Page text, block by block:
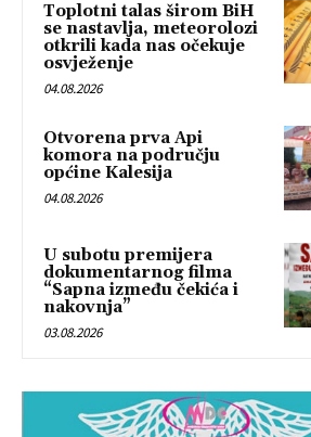
Toplotni talas širom BiH
se nastavlja, meteorolozi
otkrili kada nas očekuje
osvježenje
04.08.2026
Otvorena prva Api
komora na području
općine Kalesija
04.08.2026
U subotu premijera
dokumentarnog filma
“Sapna između čekića i
nakovnja”
03.08.2026